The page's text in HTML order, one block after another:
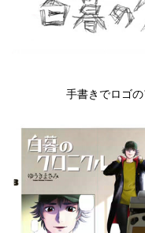
手書きでロゴの